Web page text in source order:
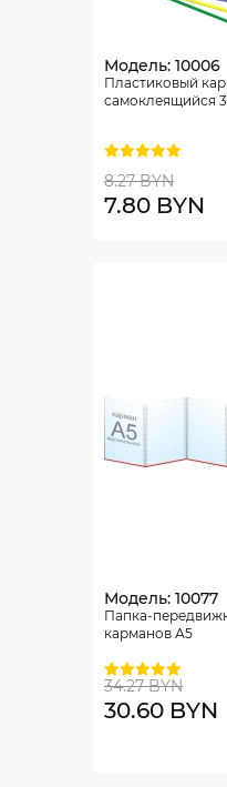
Модель: 10006
Пластиковый
самоклеящийся
8.27 BYN
7.80 BYN
Модель: 10077
Папка-
карманов А5
34.27 BYN
30.60 BYN